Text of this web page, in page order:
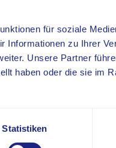
für soziale
Informationen zu Ihrer
Unsere Partner
haben oder die sie im
Statistiken